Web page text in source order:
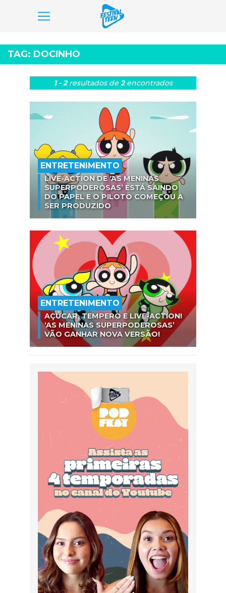
para
o
conteúdo
TAG: DOCINHO
1 - 2resultados de 2encontrados
ENTRETENIMENTO
LIVE-ACTION DE ‘AS MENINAS
SUPERPODEROSAS’ ESTÁ SAINDO
DO PAPEL E O PILOTO COMEÇOU A
SER PRODUZIDO
ENTRETENIMENTO
AÇÚCAR, TEMPERO E LIVE-ACTION!
‘AS MENINAS SUPERPODEROSAS’
VÃO GANHAR NOVA VERSÃO!